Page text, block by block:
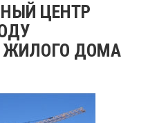
ЦЕНТР
ЖИЛОГО ДОМА